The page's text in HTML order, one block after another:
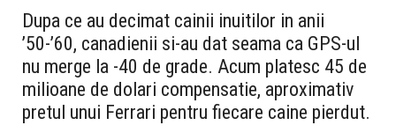
Dupa ce au decimat cainii inuitilor in anii
’50-’60, canadienii si-au dat seama ca GPS-ul
nu merge la -40 de grade. Acum platesc 45 de
milioane de dolari compensatie, aproximativ
pretul unui Ferrari pentru fiecare caine pierdut.